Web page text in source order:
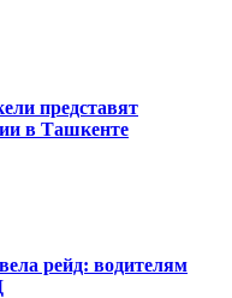
представят
в Ташкенте
рейд: водителям